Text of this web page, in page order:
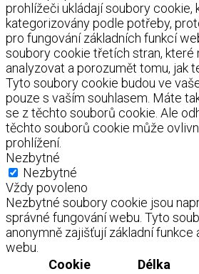
prohlížeči ukládají soubory cookie,
kategorizovány podle potřeby,
pro fungování základních funkcí
soubory cookie třetích stran, které
analyzovat a porozumět tomu, jak
Tyto soubory cookie budou ve
pouze s vaším souhlasem. Máte
se z těchto souborů cookie. Ale
těchto souborů cookie může
prohlížení.
Nezbytné
Nezbytné
Vždy povoleno
Nezbytné soubory cookie jsou
správné fungování webu. Tyto
anonymně zajišťují základní
webu.
Cookie
Délka